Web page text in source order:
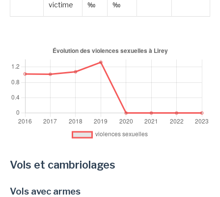
victime
‰
‰
Vols et cambriolages
Vols avec armes